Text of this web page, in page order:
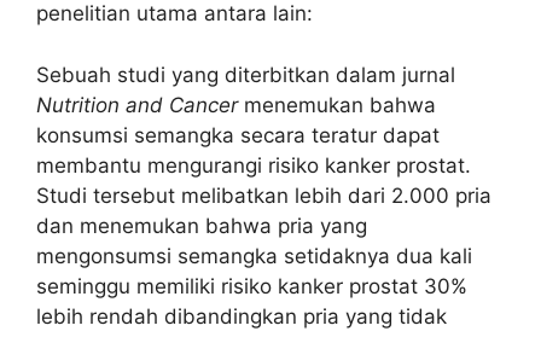
penelitian utama antara lain:
Sebuah studi yang diterbitkan dalam jurnal
Nutrition and Cancermenemukan bahwa
konsumsi semangka secara teratur dapat
membantu mengurangi risiko kanker prostat.
Studi tersebut melibatkan lebih dari 2.000 pria
dan menemukan bahwa pria yang
mengonsumsi semangka setidaknya dua kali
seminggu memiliki risiko kanker prostat 30%
lebih rendah dibandingkan pria yang tidak